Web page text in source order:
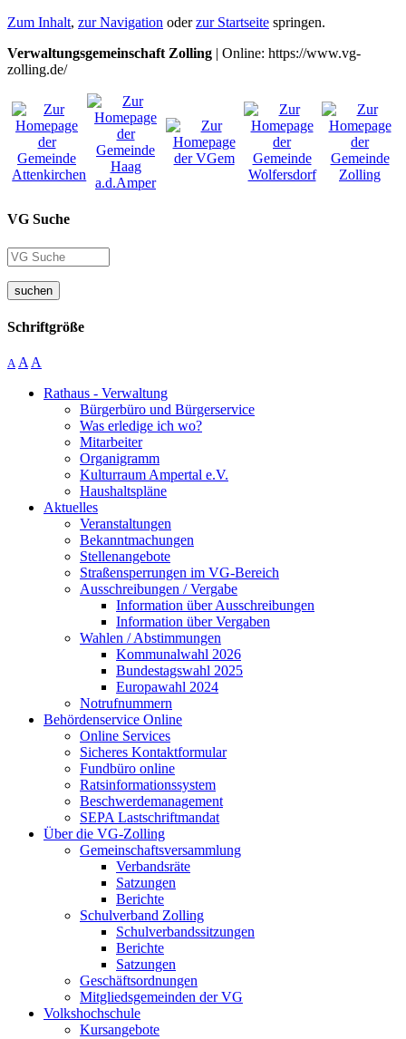
Zum Inhalt, zur Navigation oderzur Startseite springen.
Verwaltungsgemeinschaft Zolling | Online: https://www.vg-
zolling.de/
VG Suche
suchen
Schriftgröße
A A A
Rathaus - Verwaltung
Bürgerbüro und Bürgerservice
Was erledige ich wo?
Mitarbeiter
Organigramm
Kulturraum Ampertal e.V.
Haushaltspläne
Aktuelles
Veranstaltungen
Bekanntmachungen
Stellenangebote
Straßensperrungen im VG-Bereich
Ausschreibungen / Vergabe
Information über Ausschreibungen
Information über Vergaben
Wahlen / Abstimmungen
Kommunalwahl 2026
Bundestagswahl 2025
Europawahl 2024
Notrufnummern
Behördenservice Online
Online Services
Sicheres Kontaktformular
Fundbüro online
Ratsinformationssystem
Beschwerdemanagement
SEPA Lastschriftmandat
Über die VG-Zolling
Gemeinschaftsversammlung
Verbandsräte
Satzungen
Berichte
Schulverband Zolling
Schulverbandssitzungen
Berichte
Satzungen
Geschäftsordnungen
Mitgliedsgemeinden der VG
Volkshochschule
Kursangebote